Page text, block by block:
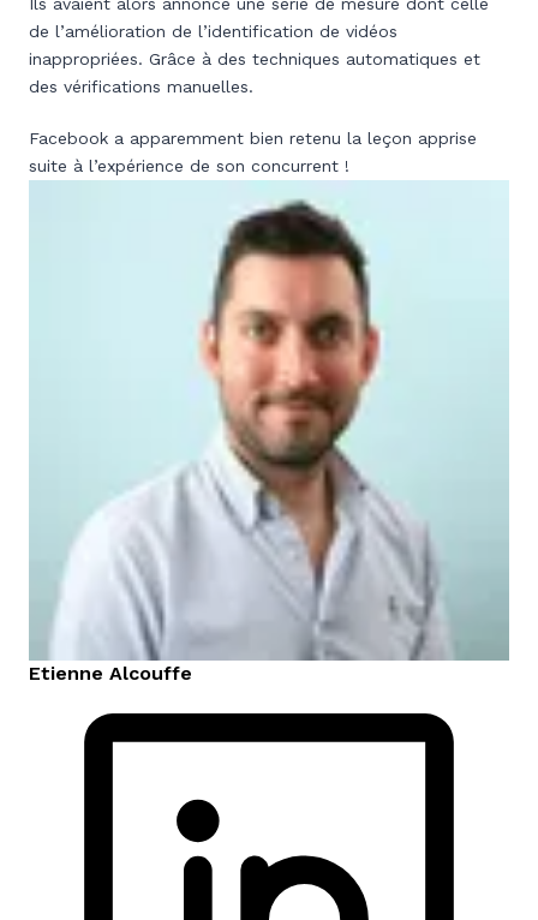
de l’amélioration de l’identification de vidéos
inappropriées. Grâce à des techniques automatiques et
des vérifications manuelles.
Facebook a apparemment bien retenu la leçon apprise
suite à l’expérience de son concurrent !
Etienne Alcouffe